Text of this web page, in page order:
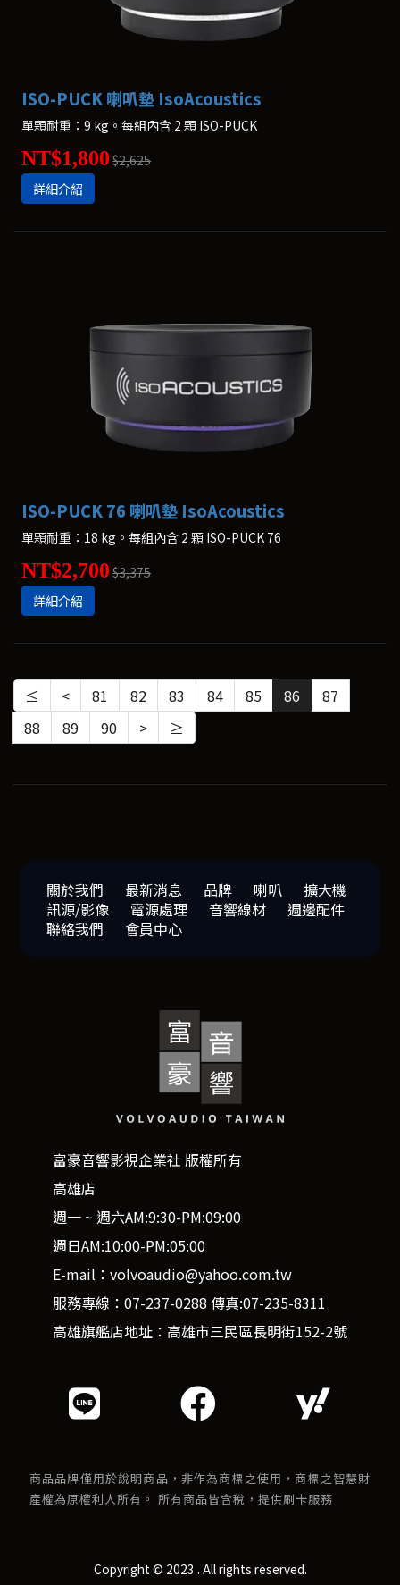
ISO-PUCK 喇叭墊 IsoAcoustics
單顆耐重：9 kg。每組內含 2 顆 ISO-PUCK
NT$1,800 $2,625
詳細介紹
ISO-PUCK 76 喇叭墊 IsoAcoustics
單顆耐重：18 kg。每組內含 2 顆 ISO-PUCK 76
NT$2,700 $3,375
詳細介紹
≤ < 81 82 83 84 85 86
87
88
89 90 > ≥
關於我們 最新消息 品牌 喇叭
擴大機
訊源/影像
電源處理 音響線材
週邊配件
聯絡我們
會員中心
富豪音響影視企業社 版權所有
高雄店
週一 ~ 週六AM:9:30-PM:09:00
週日AM:10:00-PM:05:00
E-mail：volvoaudio@yahoo.com.tw
服務專線：07-237-0288 傳真:07-235-8311
高雄旗艦店地址：高雄市三民區長明街152-2號
商品品牌僅用於說明商品，非作為商標之使用，商標之智慧財
產權為原權利人所有。 所有商品皆含稅，提供刷卡服務
Copyright © 2023 . All rights reserved.